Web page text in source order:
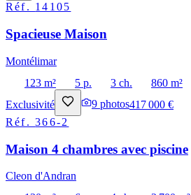
Réf. 14105
Spacieuse Maison
Montélimar
123 m²
5 p. 3 ch.
860 m²
Exclusivité
9 photos417 000 €
Réf.366-2
Maison 4 chambres avec piscine
Cleon d'Andran